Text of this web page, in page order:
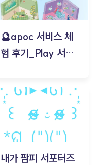
🔮apoc 서비스 체
험 후기_Play 서비
김태현
내가 팜피 서포터즈